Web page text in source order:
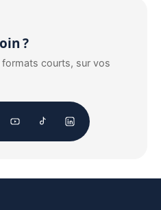
?
courts, sur vos